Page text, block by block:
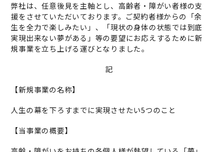
弊社は、任意後見を主軸とし、高齢者・障がい者様の支
援をさせていただいております。ご契約者様からの「余
生を全力で楽しみたい」、「現状の身体の状態では到底
実現出来ない夢がある」等の要望にお応えするために新
規事業を立ち上げる運びとなりました。
記
【新規事業の名称】
人生の幕を下ろすまでに実現させたい5つのこと
【当事業の概要】